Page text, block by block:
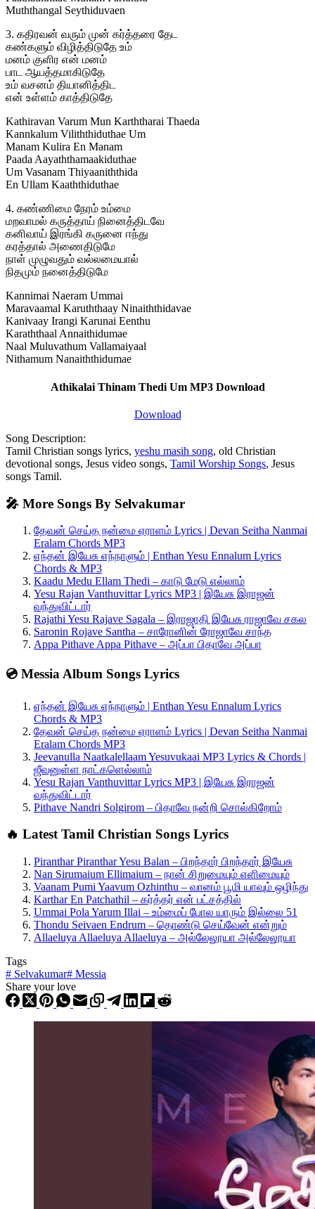
Muththangal Seythiduvaen
3. கதிரவன் வரும் முன் கர்த்தரை தேட
கண்களும் விழித்திடுதே உம்
மனம் குளிர என் மனம்
பாட ஆயத்தமாகிடுதே
உம் வசனம் தியானித்திட
என் உள்ளம் காத்திடுதே
Kathiravan Varum Mun Karththarai Thaeda
Kannkalum Viliththiduthae Um
Manam Kulira En Manam
Paada Aayaththamaakiduthae
Um Vasanam Thiyaaniththida
En Ullam Kaaththiduthae
4. கண்ணிமை நேரம் உம்மை
மறவாமல் கருத்தாய் நினைத்திடவே
கனிவாய் இரங்கி கருனை ஈந்து
கரத்தால் அணைதிடுமே
நாள் முழுவதும் வல்லமையால்
நிதமும் நனைத்திடுமே
Kannimai Naeram Ummai
Maravaamal Karuththaay Ninaiththidavae
Kanivaay Irangi Karunai Eenthu
Karaththaal Annaithidumae
Naal Muluvathum Vallamaiyaal
Nithamum Nanaiththidumae
Athikalai Thinam Thedi Um MP3 Download
Download
Song Description:
Tamil Christian songs lyrics, yeshu masih song, old Christian
devotional songs, Jesus video songs, Tamil Worship Songs, Jesus
songs Tamil.
🎤 More Songs By Selvakumar
தேவன் செய்த நன்மை ஏராளம் Lyrics | Devan Seitha Nanmai
Eralam Chords MP3
எந்தன் இயேசு எந்நாளும் | Enthan Yesu Ennalum Lyrics
Chords & MP3
Kaadu Medu Ellam Thedi – காடு மேடு எல்லாம்
Yesu Rajan Vanthuvittar Lyrics MP3 | இயேசு இராஜன்
வந்துவிட்டார்
Rajathi Yesu Rajave Sagala – இராஜாதி இயேசு ராஜாவே சகல
Saronin Rojave Santha – சாரோனின் ரோஜாவே சாந்த
Appa Pithave Appa Pithave – அப்பா பிதாவே அப்பா
💿 Messia Album Songs Lyrics
எந்தன் இயேசு எந்நாளும் | Enthan Yesu Ennalum Lyrics
Chords & MP3
தேவன் செய்த நன்மை ஏராளம் Lyrics | Devan Seitha Nanmai
Eralam Chords MP3
Jeevanulla Naatkalellaam Yesuvukaai MP3 Lyrics & Chords |
ஜீவனுள்ள நாட்களெல்லாம்
Yesu Rajan Vanthuvittar Lyrics MP3 | இயேசு இராஜன்
வந்துவிட்டார்
Pithave Nandri Solgirom – பிதாவே நன்றி சொல்கிறோம்
🔥 Latest Tamil Christian Songs Lyrics
Piranthar Piranthar Yesu Balan – பிறந்தார் பிறந்தார் இயேசு
Nan Sirumaium Ellimaium – நான் சிறுமையும் எளிமையும்
Vaanam Pumi Yaavum Ozhinthu – வானம் பூமி யாவும் ஒழிந்து
Karthar En Patchathil – கர்த்தர் என் பட்சத்தில்
Ummai Pola Yarum Illai – உம்மைப் போல யாரும் இல்லை 51
Thondu Seivaen Endrum – தொண்டு செய்வேன் என்றும்
Allaeluya Allaeluya Allaeluya – அல்லேலூயா அல்லேலூயா
Tags
# Selvakumar# Messia
Share your love